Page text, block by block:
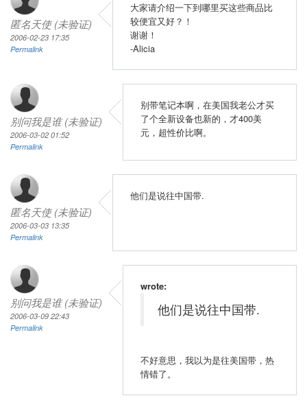
匿名天使 (未验证)
2006-02-23 17:35
Permalink
大家请介绍一下到哪里买这些商品比
较便宜又好？！
谢谢！
-Alicia
别问我是谁 (未验证)
2006-03-02 01:52
Permalink
别带笔记本啊，在美国我老公才买
了个全新设备也新的，才400美
元，超性价比啊。
匿名天使 (未验证)
2006-03-03 13:35
Permalink
他们是说往中国带.
别问我是谁 (未验证)
2006-03-09 22:43
Permalink
wrote:
他们是说往中国带.
不好意思，我以为是往美国带，热
情错了。